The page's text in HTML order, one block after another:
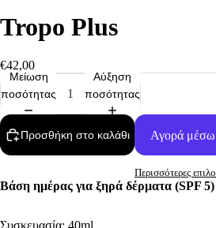
Tropo Plus
€42,00
Μείωση
ποσότητας
Αύξηση
ποσότητας
Προσθήκη στο καλάθι
Περισσότερες
Βάση ημέρας για ξηρά δέρματα (SPF 5)
Συσκευασία: 40ml